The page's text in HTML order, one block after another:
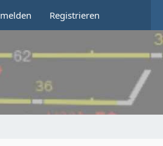
Registrieren